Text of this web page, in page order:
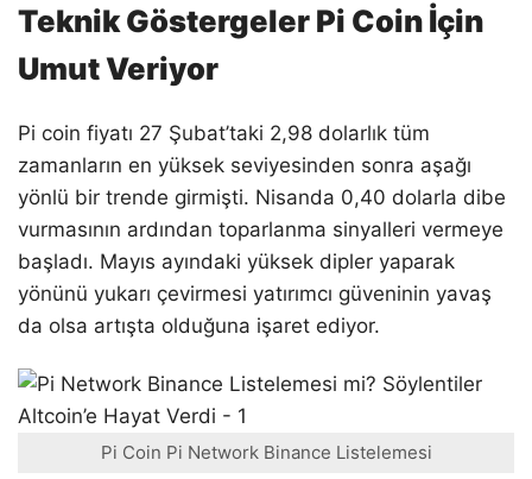
Teknik Göstergeler Pi Coin İçin
Umut Veriyor
Pi coin fiyatı 27 Şubat’taki 2,98 dolarlık tüm
zamanların en yüksek seviyesinden sonra aşağı
yönlü bir trende girmişti. Nisanda 0,40 dolarla dibe
vurmasının ardından toparlanma sinyalleri vermeye
başladı. Mayıs ayındaki yüksek dipler yaparak
yönünü yukarı çevirmesi yatırımcı güveninin yavaş
da olsa artışta olduğuna işaret ediyor.
Pi Coin Pi Network Binance Listelemesi